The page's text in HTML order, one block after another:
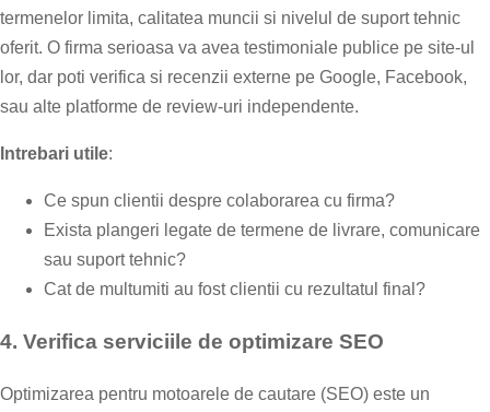
termenelor limita, calitatea muncii si nivelul de suport tehnic
oferit. O firma serioasa va avea testimoniale publice pe site-ul
lor, dar poti verifica si recenzii externe pe Google, Facebook,
sau alte platforme de review-uri independente.
Intrebari utile:
Ce spun clientii despre colaborarea cu firma?
Exista plangeri legate de termene de livrare, comunicare
sau suport tehnic?
Cat de multumiti au fost clientii cu rezultatul final?
4. Verifica serviciile de optimizare SEO
Optimizarea pentru motoarele de cautare (SEO) este un